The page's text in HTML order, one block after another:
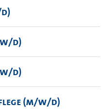
d)
d)
(m/w/d)